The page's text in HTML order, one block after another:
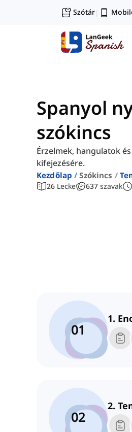
Szótár|
Spanyol
szókincs
Érzelmek, hangulatok
kifejezésére.
Kezdőlap Szókincs
26 Lecke 637 szavak
01
1.
02
2.